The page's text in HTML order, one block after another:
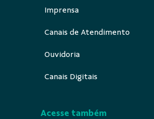
Imprensa
Canais de Atendimento
Ouvidoria
Canais Digitais
Acesse também